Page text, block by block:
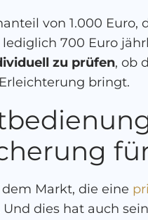
von 1.000
700 Euro
zu prüfen, ob
bringt.
Markt, die eine
dies hat auch